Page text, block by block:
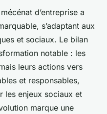
d’entreprise a
s’adaptant aux
et sociaux. Le bilan
notable : les
leurs actions vers
et responsables,
les enjeux sociaux et
marque une